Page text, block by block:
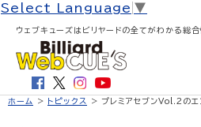
Select Language ▼
ウェブキューズはビリヤードの全てがわかる総合
ホーム > トピックス > プレミアセブンVol.2のエ